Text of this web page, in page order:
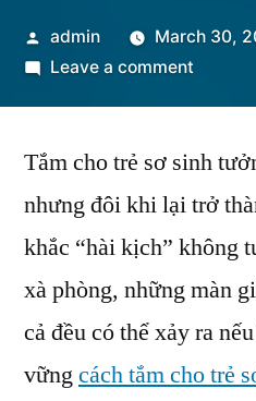
Posted
by
admin
March 30,
Leave a commenton
Bọt
Phòng
Và
Sữa
Trẻ
Sơ
Tắm cho trẻ sơ sinh
nhưng đôi khi lại trở
khắc “hài kịch” không
xà phòng, những màn
cả đều có thể xảy ra
vữngcách tắm cho trẻ